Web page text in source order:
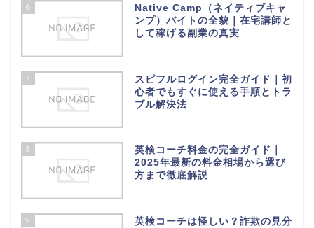
6
Native Camp（ネイティブキャ
ンプ）バイトの全貌｜在宅講師と
して稼げる副業の真実
7
スピフルログイン完全ガイド｜初
心者でもすぐに使える手順とトラ
ブル解決法
8
英検コーチ料金の完全ガイド｜
2025年最新の料金相場から選び
方まで徹底解説
9
英検コーチは怪しい？詐欺の見分